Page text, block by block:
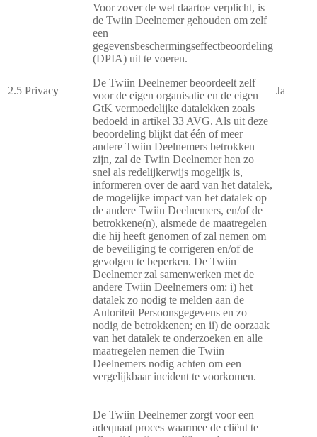
2.5 Privacy
Voor zover de wet daartoe verplicht, is
de Twiin Deelnemer gehouden om zelf
een
gegevensbeschermingseffectbeoordeling
(DPIA) uit te voeren.
De Twiin Deelnemer beoordeelt zelf
voor de eigen organisatie en de eigen
GtK vermoedelijke datalekken zoals
bedoeld in artikel 33 AVG. Als uit deze
beoordeling blijkt dat één of meer
andere Twiin Deelnemers betrokken
zijn, zal de Twiin Deelnemer hen zo
snel als redelijkerwijs mogelijk is,
informeren over de aard van het datalek,
de mogelijke impact van het datalek op
de andere Twiin Deelnemers, en/of de
betrokkene(n), alsmede de maatregelen
die hij heeft genomen of zal nemen om
de beveiliging te corrigeren en/of de
gevolgen te beperken. De Twiin
Deelnemer zal samenwerken met de
andere Twiin Deelnemers om: i) het
datalek zo nodig te melden aan de
Autoriteit Persoonsgegevens en zo
nodig de betrokkenen; en ii) de oorzaak
van het datalek te onderzoeken en alle
maatregelen nemen die Twiin
Deelnemers nodig achten om een
vergelijkbaar incident te voorkomen.
Ja
De Twiin Deelnemer zorgt voor een
adequaat proces waarmee de cliënt te